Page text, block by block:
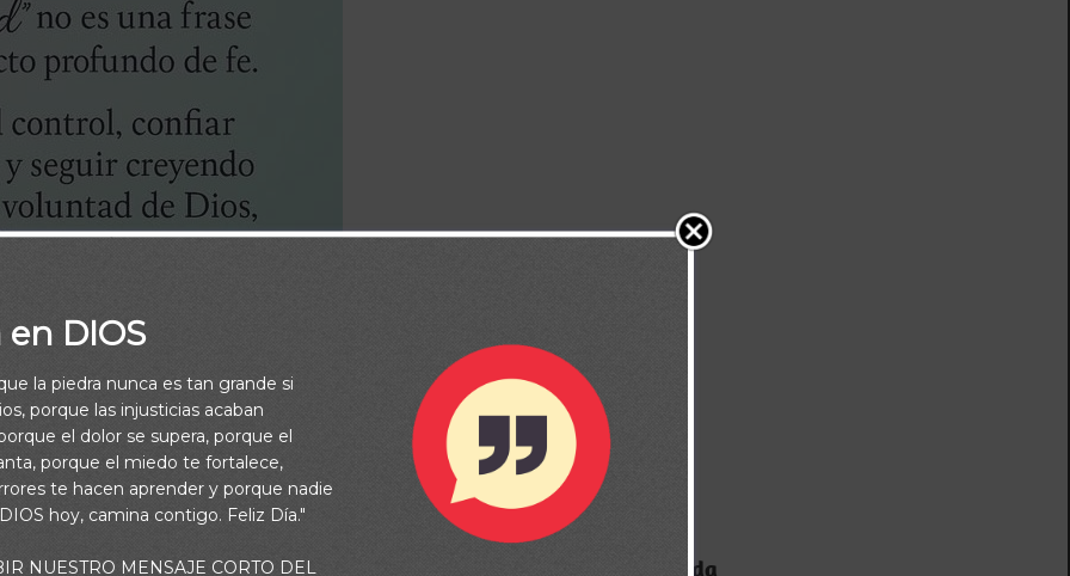
Diaria Biblia/Frase Diaria Loaded/Frases Diarias
Búsqueda
DIOS
la piedra nunca es tan grande si
porque las injusticias acaban
el dolor se supera, porque el
porque el miedo te fortalece,
te hacen aprender y porque nadie
hoy, camina contigo. Feliz Día."
NUESTRO MENSAJE CORTO DEL